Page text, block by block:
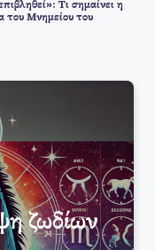
Τι σημαίνει η
του Μνημείου του
ζωδίων